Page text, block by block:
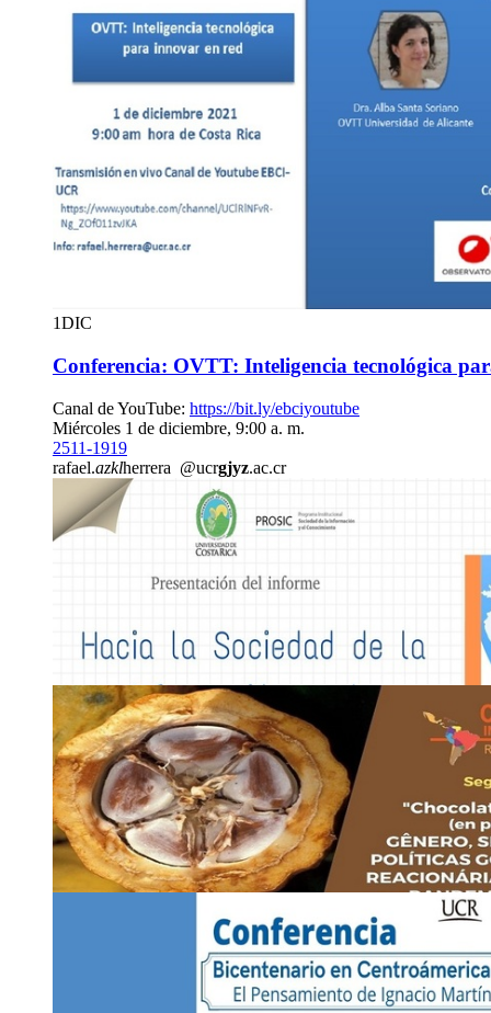
1DIC
Conferencia: OVTT: Inteligencia tecnológica
Canal de YouTube: https://bit.ly/ebciyoutube
Miércoles 1 de diciembre, 9:00 a. m.
2511-1919
rafael.azklherrera @ucrgjyz.ac.cr
Presentación: Informe Hacia la Sociedad de la
Conocimiento 2021